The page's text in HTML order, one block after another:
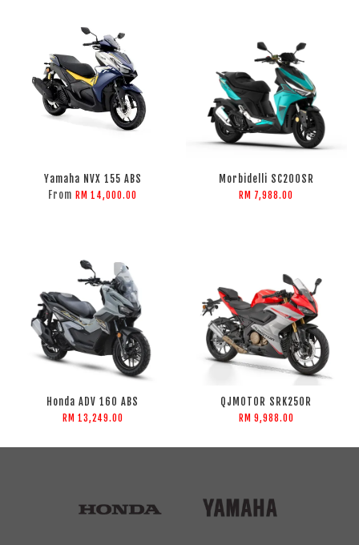
Yamaha NVX 155 ABS
FromRM 14,000.00
Morbidelli SC200SR
RM 7,988.00
Honda ADV 160 ABS
RM 13,249.00
QJMOTOR SRK250R
RM 9,988.00